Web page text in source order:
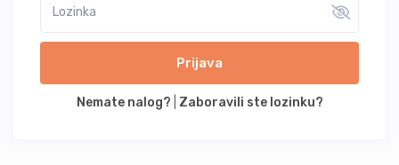
Prijava
Nemate nalog? Zaboravili ste lozinku?